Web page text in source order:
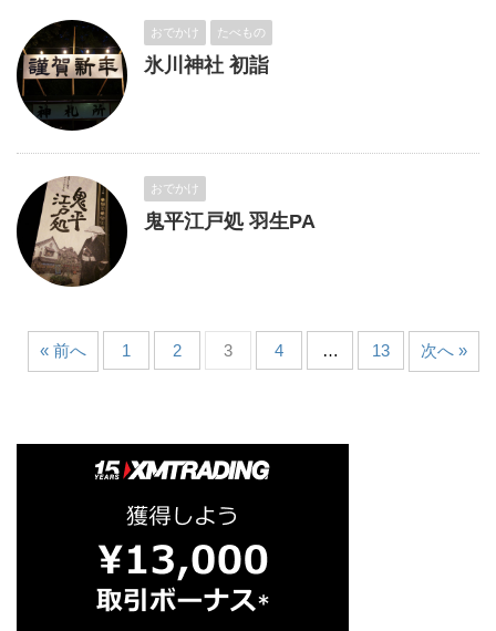
おでかけ たべもの
氷川神社 初詣
おでかけ
鬼平江戸処 羽生PA
« 前へ 1 2 3 4 … 13 次へ »